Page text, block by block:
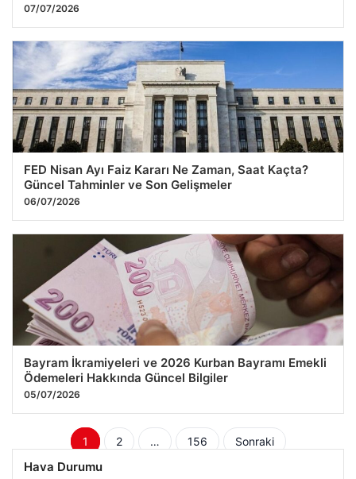
07/07/2026
FED Nisan Ayı Faiz Kararı Ne Zaman, Saat Kaçta?
Güncel Tahminler ve Son Gelişmeler
06/07/2026
Bayram İkramiyeleri ve 2026 Kurban Bayramı Emekli
Ödemeleri Hakkında Güncel Bilgiler
05/07/2026
Yazı
sayfalaması
1 2 … 156 Sonraki
Hava Durumu